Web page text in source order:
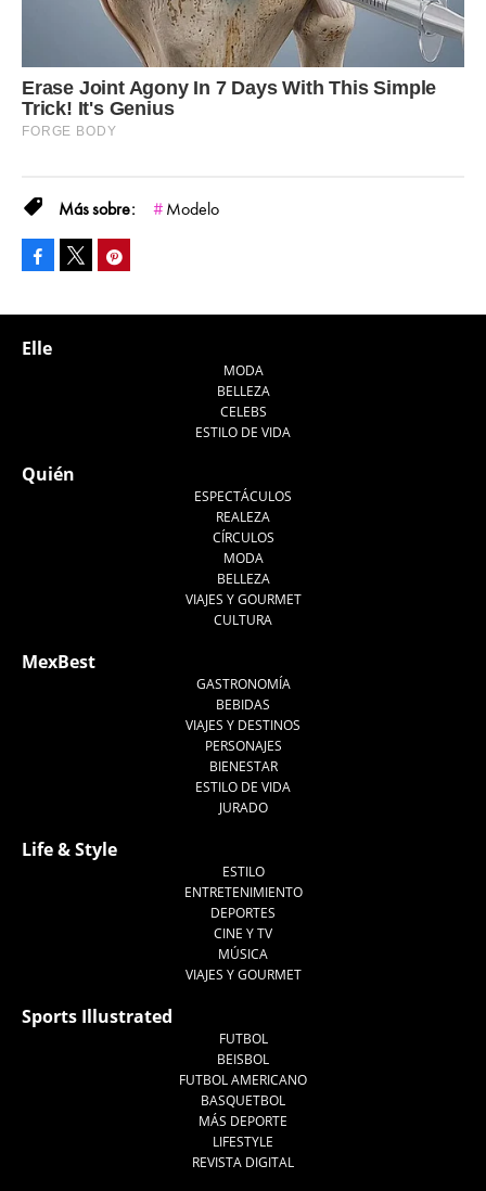
Modelo
Facebook
Elle
MODA
BELLEZA
CELEBS
ESTILO DE VIDA
Quién
ESPECTÁCULOS
REALEZA
CÍRCULOS
MODA
BELLEZA
VIAJES Y GOURMET
CULTURA
MexBest
GASTRONOMÍA
BEBIDAS
VIAJES Y DESTINOS
PERSONAJES
BIENESTAR
ESTILO DE VIDA
JURADO
Life & Style
ESTILO
ENTRETENIMIENTO
DEPORTES
CINE Y TV
MÚSICA
VIAJES Y GOURMET
Sports Illustrated
FUTBOL
BEISBOL
FUTBOL AMERICANO
BASQUETBOL
MÁS DEPORTE
LIFESTYLE
REVISTA DIGITAL